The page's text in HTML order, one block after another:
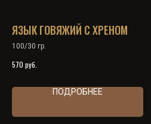
ЯЗЫК ГОВЯЖИЙ С ХРЕНОМ
100/30 гр.
570 руб.
ПОДРОБНЕЕ